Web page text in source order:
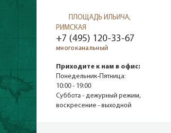
ПЛОЩАДЬ ИЛЬИЧА,
РИМСКАЯ
+7 (495) 120-33-67
многоканальный
Приходите к нам в офис:
Понедельник-Пятница:
10:00 - 19:00
Суббота - дежурный режим,
воскресение - выходной